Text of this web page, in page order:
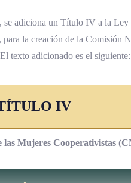
se adiciona un Título IV a la
la creación de la Comisión
texto adicionado es el siguiente:
IV
las Mujeres Cooperativistas